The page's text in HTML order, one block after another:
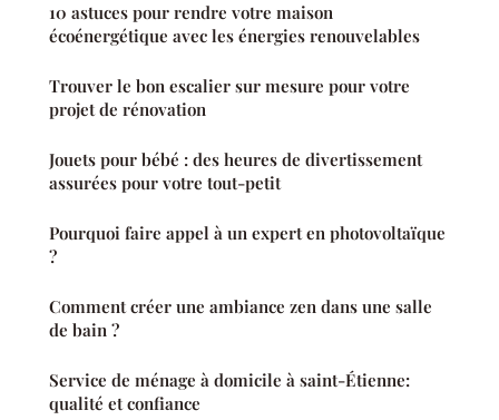
10 astuces pour rendre votre maison
écoénergétique avec les énergies renouvelables
Trouver le bon escalier sur mesure pour votre
projet de rénovation
Jouets pour bébé : des heures de divertissement
assurées pour votre tout-petit
Pourquoi faire appel à un expert en photovoltaïque
?
Comment créer une ambiance zen dans une salle
de bain ?
Service de ménage à domicile à saint-Étienne:
qualité et confiance